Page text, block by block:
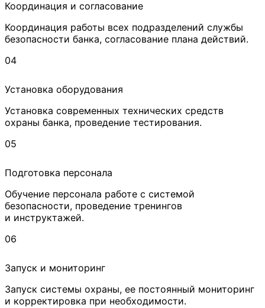
Координация и согласование
Координация работы всех подразделений службы
безопасности банка, согласование плана действий.
04
Установка оборудования
Установка современных технических средств
охраны банка, проведение тестирования.
05
Подготовка персонала
Обучение персонала работе с системой
безопасности, проведение тренингов
и инструктажей.
06
Запуск и мониторинг
Запуск системы охраны, ее постоянный мониторинг
и корректировка при необходимости.